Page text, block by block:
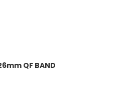
QF BAND